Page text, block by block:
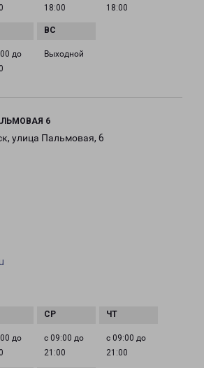
18:00
18:00
до
Выходной
6
улица Пальмовая, 6
до
с 09:00 до
21:00
с 09:00 до
21:00